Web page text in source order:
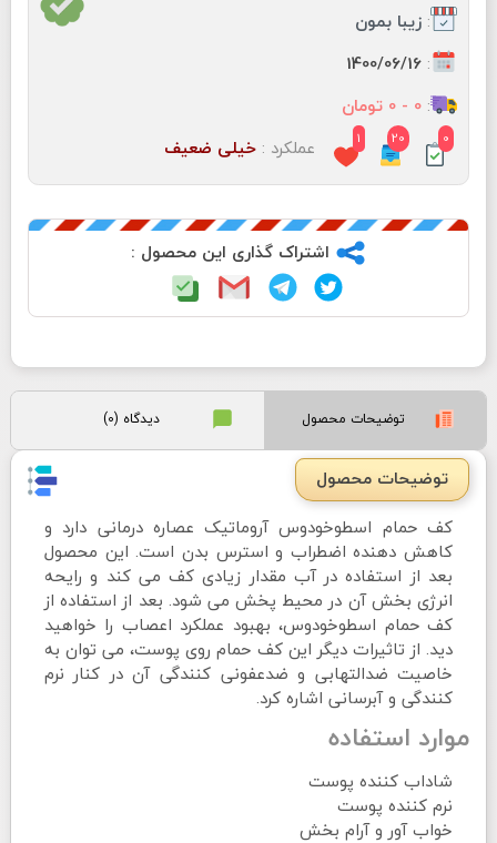
: زیبا بمون
:
1400/06/16
: 0 - 0 تومان
0
20
1 عملکرد : خیلی ضعیف
اشتراک گذاری این محصول :
توضیحات محصول دیدگاه (0)
توضیحات محصول
کف حمام اسطوخودوس آروماتیک عصاره درمانی دارد و
کاهش دهنده اضطراب و استرس بدن است. این محصول
بعد از استفاده در آب مقدار زیادی کف می کند و رایحه
انرژی بخش آن در محیط پخش می شود. بعد از استفاده از
کف حمام اسطوخودوس، بهبود عملکرد اعصاب را خواهید
دید. از تاثیرات دیگر این کف حمام روی پوست، می توان به
خاصیت ضدالتهابی و ضدعفونی کنندگی آن در کنار نرم
کنندگی و آبرسانی اشاره کرد.
موارد استفاده
شاداب کننده پوست
نرم کننده پوست
خواب آور و آرام بخش